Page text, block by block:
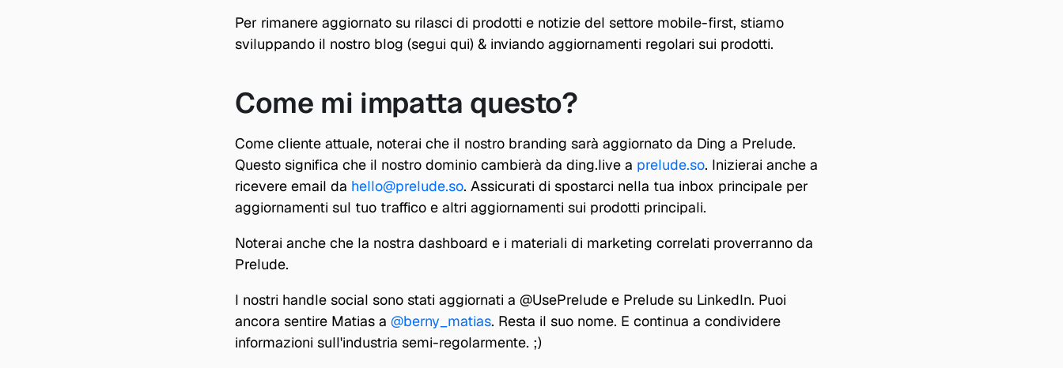
Per rimanere aggiornato su rilasci di prodotti e notizie del settore mobile-first, stiamo
sviluppando il nostro blog (segui qui) & inviando aggiornamenti regolari sui prodotti.
Come mi impatta questo?
Come cliente attuale, noterai che il nostro branding sarà aggiornato da Ding a Prelude.
Questo significa che il nostro dominio cambierà da ding.live a prelude.so. Inizierai anche a
ricevere email da hello@prelude.so. Assicurati di spostarci nella tua inbox principale per
aggiornamenti sul tuo traffico e altri aggiornamenti sui prodotti principali.
Noterai anche che la nostra dashboard e i materiali di marketing correlati proverranno da
Prelude.
I nostri handle social sono stati aggiornati a @UsePrelude e Prelude su LinkedIn. Puoi
ancora sentire Matias a @berny_matias. Resta il suo nome. E continua a condividere
informazioni sull'industria semi-regolarmente. ;)